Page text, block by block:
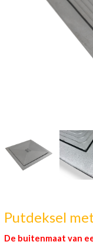
Putdeksel
De buitenmaat van